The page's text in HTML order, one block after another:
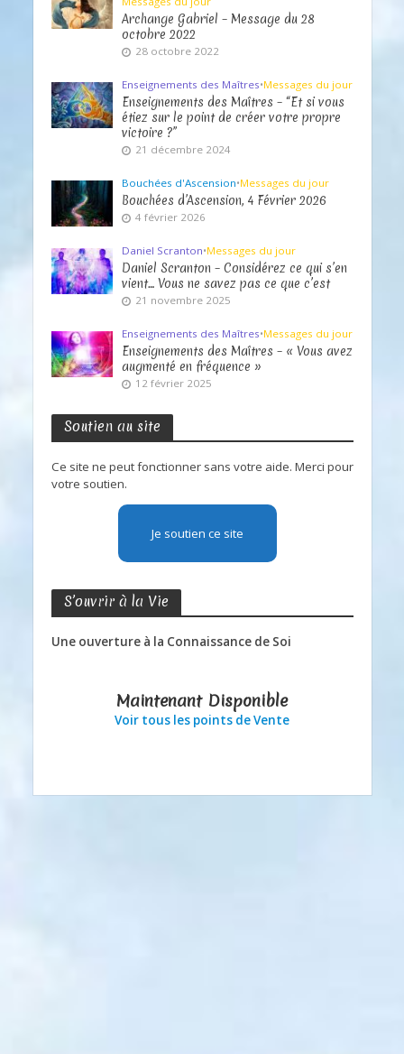
Archange Gabriel – Message du 28
octobre 2022
28 octobre 2022
Enseignements des Maîtres•Messages du jour
Enseignements des Maîtres – “Et si vous
étiez sur le point de créer votre propre
victoire ?”
21 décembre 2024
Bouchées d'Ascension•Messages du jour
Bouchées d’Ascension, 4 Février 2026
4 février 2026
Daniel Scranton•Messages du jour
Daniel Scranton – Considérez ce qui s’en
vient… Vous ne savez pas ce que c’est
21 novembre 2025
Enseignements des Maîtres•Messages du jour
Enseignements des Maîtres – « Vous avez
augmenté en fréquence »
12 février 2025
Soutien au site
Ce site ne peut fonctionner sans votre aide. Merci pour
votre soutien.
Je soutien ce site
S’ouvrir à la Vie
Une ouverture à la Connaissance de Soi
Maintenant Disponible
Voir tous les points de Vente